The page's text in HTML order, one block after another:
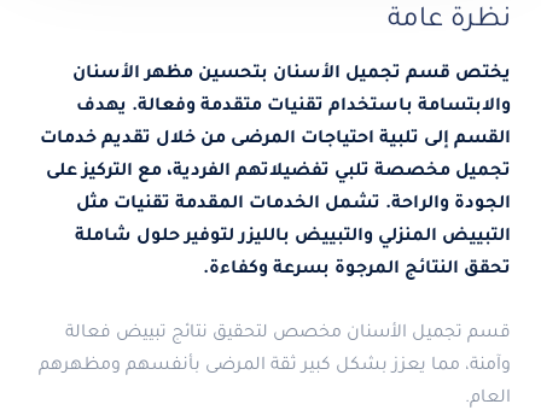
نظرة عامة
يختص قسم تجميل الأسنان بتحسين مظهر الأسنان
والابتسامة باستخدام تقنيات متقدمة وفعالة. يهدف
القسم إلى تلبية احتياجات المرضى من خلال تقديم خدمات
تجميل مخصصة تلبي تفضيلاتهم الفردية، مع التركيز على
الجودة والراحة. تشمل الخدمات المقدمة تقنيات مثل
التبييض المنزلي والتبييض بالليزر لتوفير حلول شاملة
تحقق النتائج المرجوة بسرعة وكفاءة.
قسم تجميل الأسنان مخصص لتحقيق نتائج تبييض فعالة
وآمنة، مما يعزز بشكل كبير ثقة المرضى بأنفسهم ومظهرهم
العام.